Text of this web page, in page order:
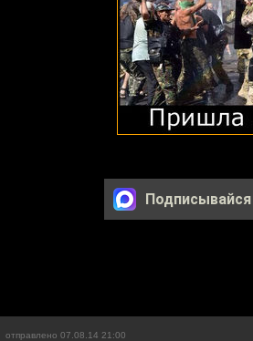
отправлено 07.08.14 21:00